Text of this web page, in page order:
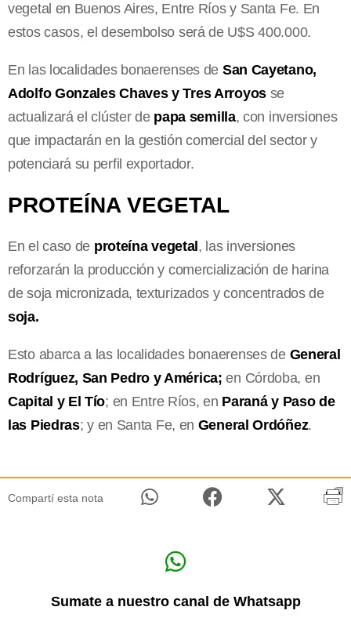
vegetal en Buenos Aires, Entre Ríos y Santa Fe. En
estos casos, el desembolso será de U$S 400.000.
En las localidades bonaerenses de San Cayetano,
Adolfo Gonzales Chaves y Tres Arroyosse
actualizará el clúster de papa semilla, con inversiones
que impactarán en la gestión comercial del sector y
potenciará su perfil exportador.
PROTEÍNA VEGETAL
En el caso de proteína vegetal, las inversiones
reforzarán la producción y comercialización de harina
de soja micronizada, texturizados y concentrados de
soja.
Esto abarca a las localidades bonaerenses de General
Rodríguez, San Pedro y América;en Córdoba, en
Capital y El Tío; en Entre Ríos, en Paraná y Paso de
las Piedras; y en Santa Fe, en General Ordóñez.
Compartí esta nota
Sumate a nuestro canal de Whatsapp